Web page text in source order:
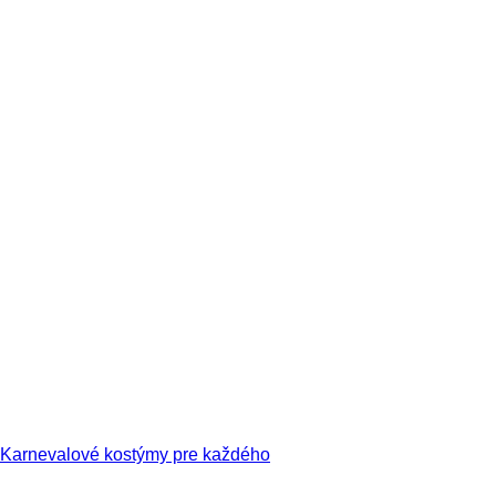
Karnevalové kostýmy pre každého